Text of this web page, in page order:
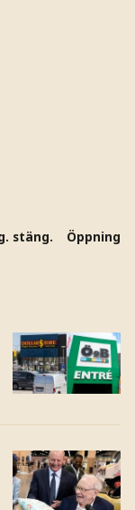
stäng. Öppning